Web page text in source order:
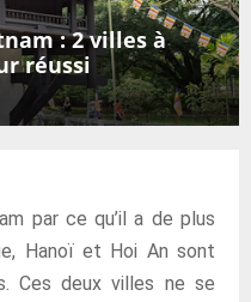
: 2 villes à
réussi
par ce qu’il a de plus
Hanoï et Hoi An sont
Ces deux villes ne se